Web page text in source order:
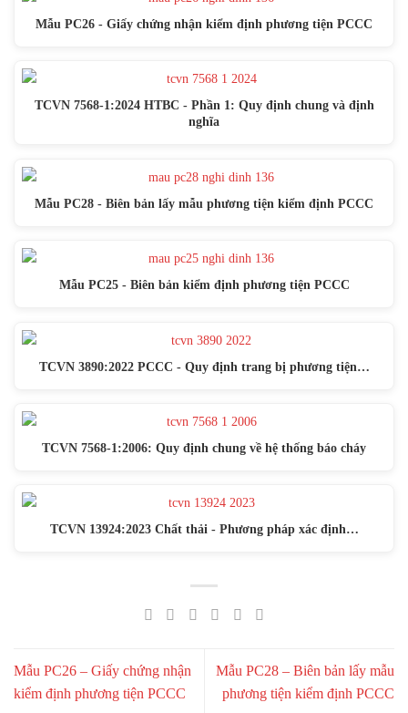
Mẫu PC26 - Giấy chứng nhận kiểm định phương tiện PCCC
TCVN 7568-1:2024 HTBC - Phần 1: Quy định chung và định
nghĩa
Mẫu PC28 - Biên bản lấy mẫu phương tiện kiểm định PCCC
Mẫu PC25 - Biên bản kiểm định phương tiện PCCC
TCVN 3890:2022 PCCC - Quy định trang bị phương tiện…
TCVN 7568-1:2006: Quy định chung về hệ thống báo cháy
TCVN 13924:2023 Chất thải - Phương pháp xác định…
Mẫu PC26 – Giấy chứng nhận
kiểm định phương tiện PCCC
Mẫu PC28 – Biên bản lấy mẫu
phương tiện kiểm định PCCC